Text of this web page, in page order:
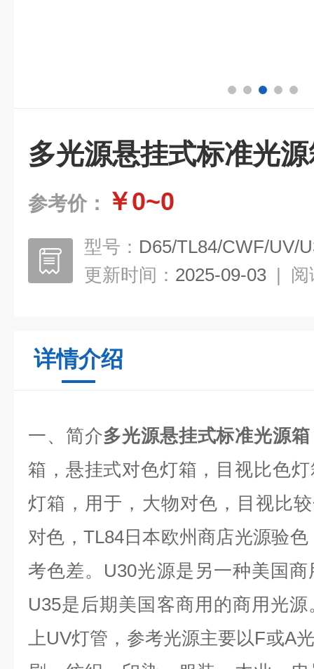
多光源悬挂式标准光
参考价： ￥0~0
型号： D65/TL84/CWF/UV/
更新时间： 2025-09-03 | 阅
详情介绍
一、简介多光源悬挂式标准光源箱
箱，悬挂式对色灯箱，目视比色
灯箱，用于，大物对色，目视比
对色，TL84日本欧州商店光源验
考色差。U30光源是另一种美国
U35是后期美国客商用的商用光
上UV灯管，参考光源主要以F或A